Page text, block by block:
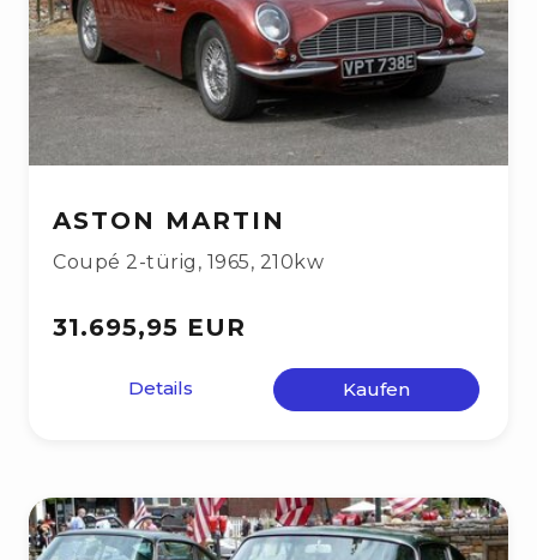
ASTON MARTIN
Coupé 2-türig , 1965, 210kw
31.695,95 EUR
Details Kaufen